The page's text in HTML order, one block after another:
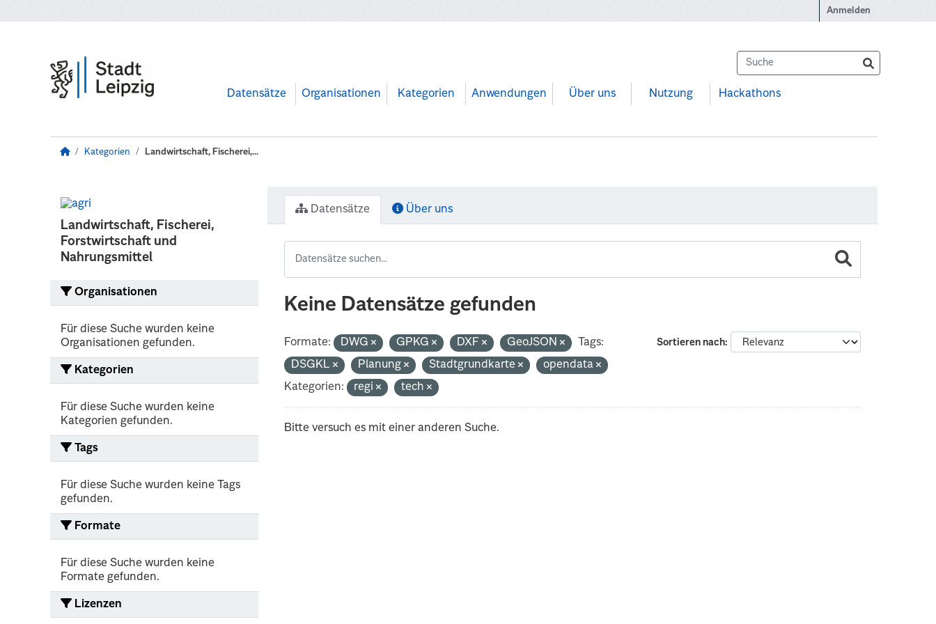
Anmelden
Datensätze Organisationen Kategorien Anwendungen Über uns Nutzung Hackathons
Kategorien Landwirtschaft, Fischerei,...
Landwirtschaft, Fischerei,
Forstwirtschaft und
Nahrungsmittel
Organisationen
Für diese Suche wurden keine
Organisationen gefunden.
Kategorien
Für diese Suche wurden keine
Kategorien gefunden.
Tags
Für diese Suche wurden keine Tags
gefunden.
Formate
Für diese Suche wurden keine
Formate gefunden.
Lizenzen
Datensätze Über uns
Keine Datensätze gefunden
Sortieren nach
Formate: DWG GPKG DXF GeoJSON
Tags:
DSGKL
Planung Stadtgrundkarte
opendata
Kategorien:
regi tech
Bitte versuch es mit einer anderen Suche.